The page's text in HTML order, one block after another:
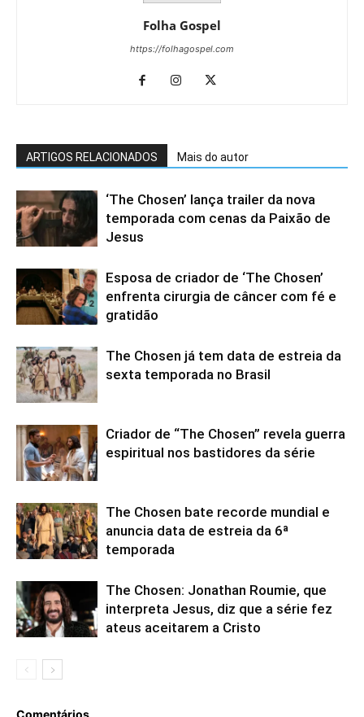
Folha Gospel
https://folhagospel.com
ARTIGOS RELACIONADOS Mais do autor
‘The Chosen’ lança trailer da nova
temporada com cenas da Paixão de
Jesus
Esposa de criador de ‘The Chosen’
enfrenta cirurgia de câncer com fé e
gratidão
The Chosen já tem data de estreia da
sexta temporada no Brasil
Criador de “The Chosen” revela guerra
espiritual nos bastidores da série
The Chosen bate recorde mundial e
anuncia data de estreia da 6ª
temporada
The Chosen: Jonathan Roumie, que
interpreta Jesus, diz que a série fez
ateus aceitarem a Cristo